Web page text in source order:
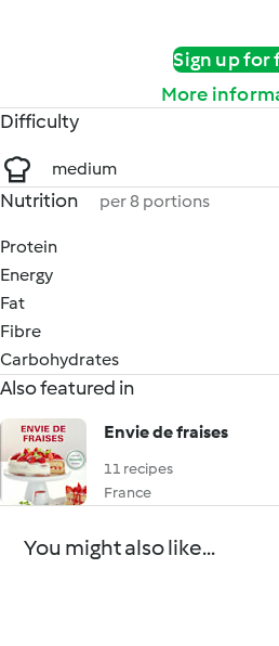
Sign up for
More
Difficulty
medium
Nutrition per 8 portions
Protein
Energy
Fat
Fibre
Carbohydrates
Also featured in
Envie de fraises
11 recipes
France
You might also like...